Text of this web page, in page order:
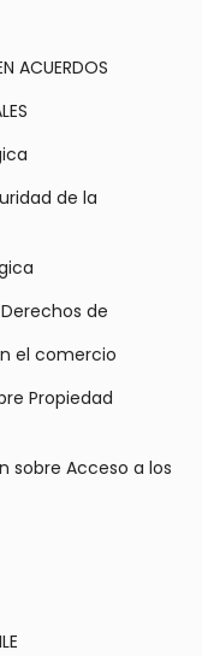
ACUERDOS
de la
de
el comercio
Propiedad
sobre Acceso a los